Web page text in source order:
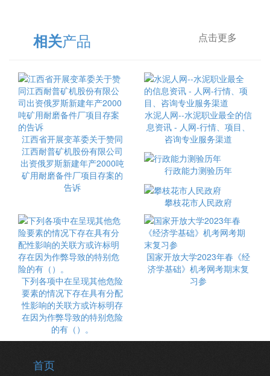
相关产品 点击更多
江西省开展变革委关于赞同
江西耐普矿机股份有限公司
出资俄罗斯新建年产2000吨
矿用耐磨备件厂项目存案的
告诉
水泥人网--水泥职业最全的信
息资讯 - 人网-行情、项目、
咨询专业服务渠道
行政能力测验历年
攀枝花市人民政府
下列各项中在呈现其他危险
要素的情况下存在具有分配
性影响的关联方或许标明存
在因为作弊导致的特别危险
的有（）。
国家开放大学2023年春《经
济学基础》机考网考期末复
习参
首页